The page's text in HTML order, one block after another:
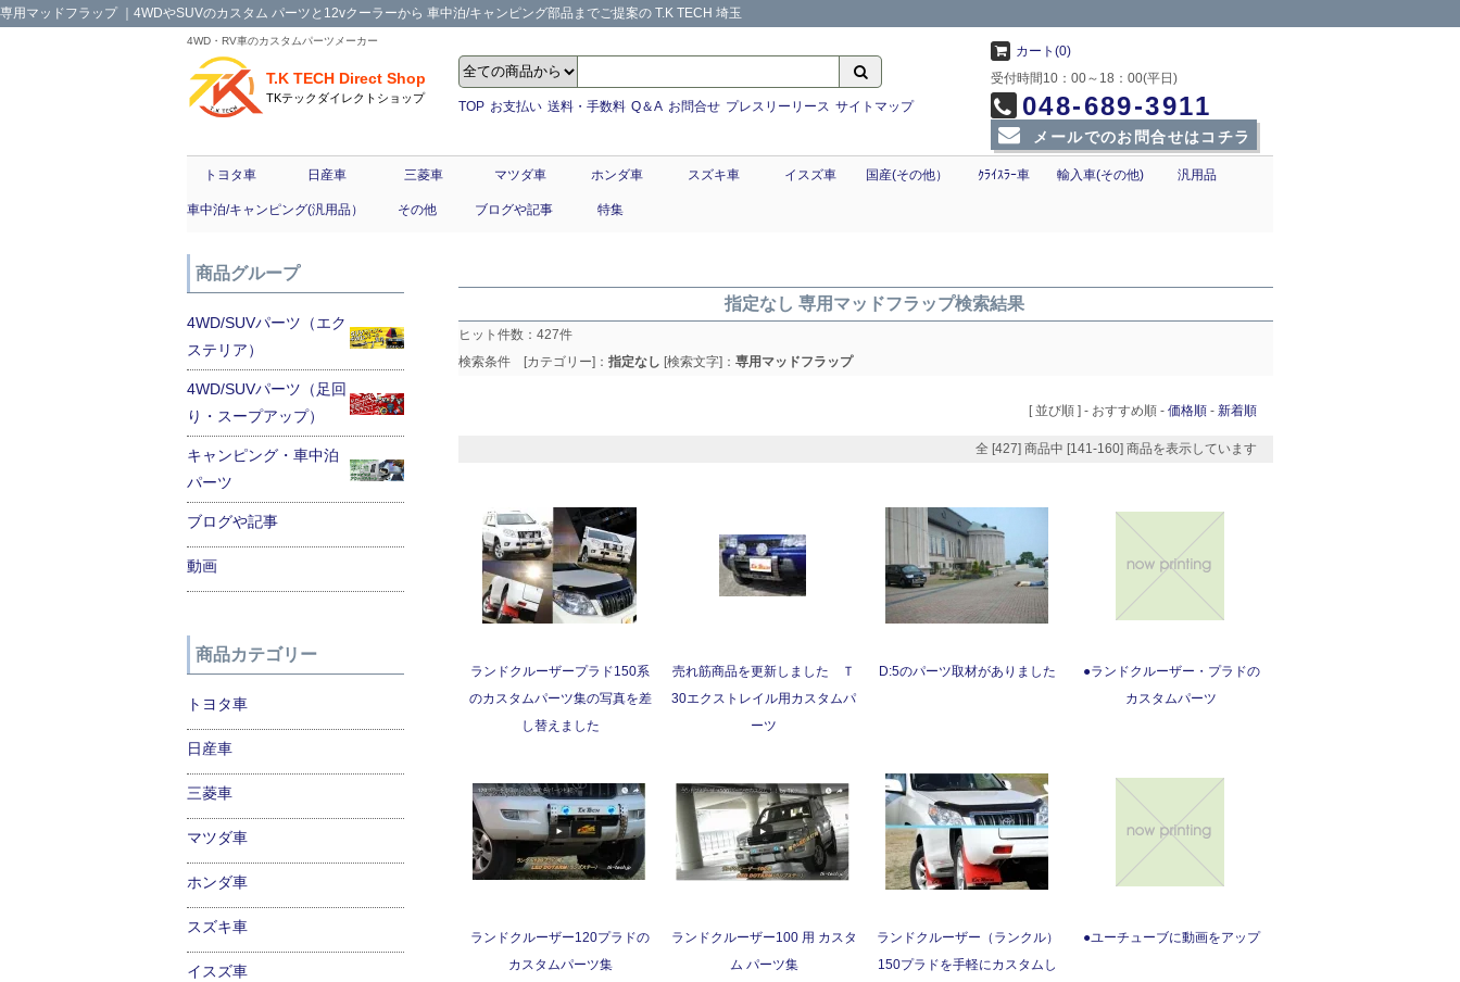
専用マッドフラップ ｜4WDやSUVのカスタム パーツと12vクーラーから 車中泊/キャンピング部品までご提案の T.K TECH 埼玉
4WD・RV車のカスタムパーツメーカー
T.K TECH Direct Shop
TKテックダイレクトショップ
TOP お支払い 送料・手数料 Q＆A お問合せ プレスリーリース サイトマップ
カート(0)
受付時間10：00～18：00(平日)
048-689-3911
メールでのお問合せはコチラ
トヨタ車 日産車 三菱車 マツダ車 ホンダ車 スズキ車 イスズ車 国産(その他） ｸﾗｲｽﾗｰ車 輸入車(その他) 汎用品
車中泊/キャンピング(汎用品） その他 ブログや記事 特集
指定なし 専用マッドフラップ検索結果
ヒット件数： 427件
検索条件 [カテゴリー]： 指定なし [検索文字]： 専用マッドフラップ
[ 並び順 ] - おすすめ順 - 価格順 - 新着順
全 [427] 商品中 [141-160] 商品を表示しています
ランドクルーザープラド150系
のカスタムパーツ集の写真を差
し替えました
売れ筋商品を更新しました Ｔ
30エクストレイル用カスタムパ
ーツ
D:5のパーツ取材がありました
●ランドクルーザー・プラドの
カスタムパーツ
ランドクルーザー120プラドの
カスタムパーツ集
ランドクルーザー100 用 カスタ
ム パーツ集
ランドクルーザー（ランクル）
150プラドを手軽にカスタムし
●ユーチューブに動画をアップ
商品グループ
4WD/SUVパーツ（エク
ステリア）
4WD/SUVパーツ（足回
り・スープアップ）
キャンピング・車中泊
パーツ
ブログや記事
動画
商品カテゴリー
トヨタ車
日産車
三菱車
マツダ車
ホンダ車
スズキ車
イスズ車